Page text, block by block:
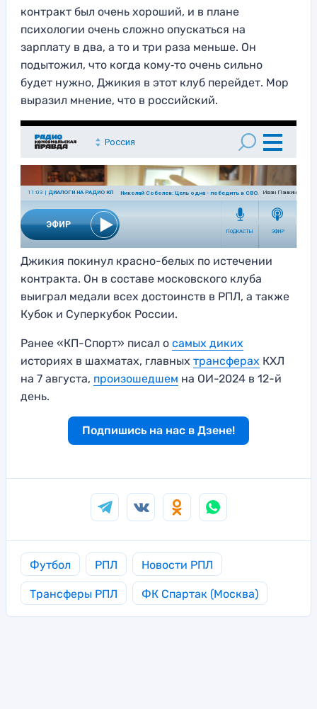
контракт был очень хороший, и в плане
психологии очень сложно опускаться на
зарплату в два, а то и три раза меньше. Он
подытожил, что когда кому‑то очень сильно
будет нужно, Джикия в этот клуб перейдет. Мор
выразил мнение, что в российский.
Джикия покинул красно-белых по истечении
контракта. Он в составе московского клуба
выиграл медали всех достоинств в РПЛ, а также
Кубок и Суперкубок России.
Ранее «КП-Спорт» писал о самых диких
историях в шахматах, главных трансферах КХЛ
на 7 августа, произошедшем на ОИ-2024 в 12-й
день.
Подпишись на нас в Дзене!
Футбол РПЛ Новости РПЛ
Трансферы РПЛ ФК Спартак (Москва)